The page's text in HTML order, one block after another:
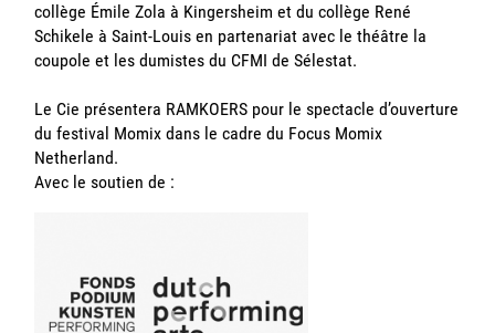
collège Émile Zola à Kingersheim et du collège René
Schikele à Saint-Louis en partenariat avec le théâtre la
coupole et les dumistes du CFMI de Sélestat.
Le Cie présentera RAMKOERS pour le spectacle d’ouverture
du festival Momix dans le cadre du Focus Momix
Netherland.
Avec le soutien de :